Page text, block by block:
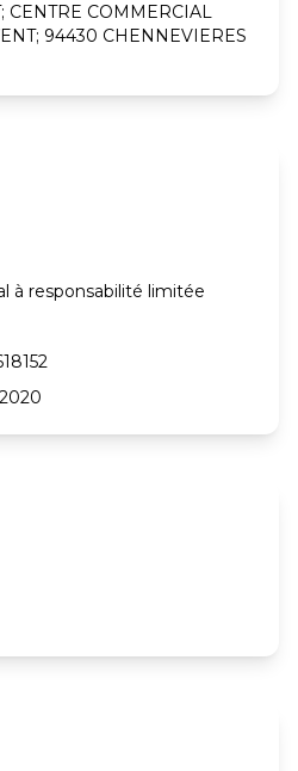
CENTRE COMMERCIAL
94430 CHENNEVIERES
à responsabilité limitée